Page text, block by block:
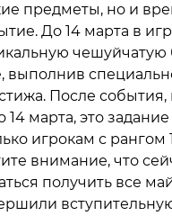
предметы, но и
До 14 марта в
выполнив
После события,
14 марта, это
игрокам с рангом
внимание, что
получить все